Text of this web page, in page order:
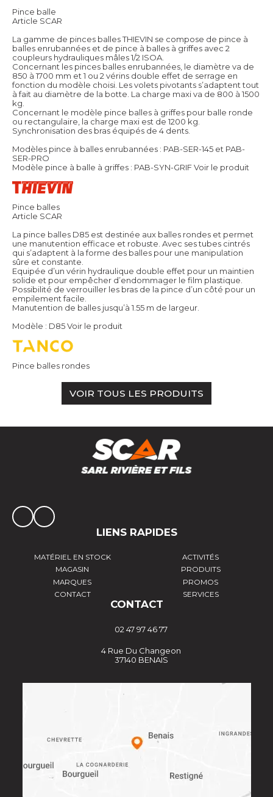
Pince balle
Article SCAR
La gamme de pinces balles THIEVIN se compose de pince à
balles enrubannées et de pince à balles à griffes avec 2
coupleurs hydrauliques mâles 1/2 ISOA.
Concernant les pinces balles enrubannées, le diamètre va de
850 à 1700 mm et 1 ou 2 vérins double effet de serrage en
fonction du modèle choisi. Les volets pivotants s’adaptent tout
à fait au diamètre de la botte. La charge maxi va de 800 à 1500
kg.
Concernant le modèle pince balles à griffes pour balle ronde
ou rectangulaire, la charge maxi est de 1200 kg.
Synchronisation des bras équipés de 4 dents.
Modèles pince à balles enrubannées : PAB-SER-145 et PAB-
SER-PRO
Modèle pince à balle à griffes : PAB-SYN-GRIFVoir le produit
Pince balles
Article SCAR
La pince balles D85 est destinée aux balles rondes et permet
une manutention efficace et robuste. Avec ses tubes cintrés
qui s’adaptent à la forme des balles pour une manipulation
sûre et constante.
Equipée d’un vérin hydraulique double effet pour un maintien
solide et pour empêcher d’endommager le film plastique.
Possibilité de verrouiller les bras de la pince d’un côté pour un
empilement facile.
Manutention de balles jusqu’à 1.55 m de largeur.
Modèle : D85Voir le produit
Pince balles rondes
VOIR TOUS LES PRODUITS
LIENS RAPIDES
MATÉRIEL EN STOCK
ACTIVITÉS
MAGASIN
PRODUITS
MARQUES
PROMOS
CONTACT
SERVICES
CONTACT
02 47 97 46 77
4 Rue Du Changeon
37140 BENAIS